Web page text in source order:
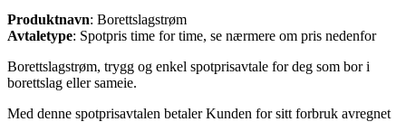
Produktnavn: Borettslagstrøm
Avtaletype: Spotpris time for time, se nærmere om pris nedenfor
Borettslagstrøm, trygg og enkel spotprisavtale for deg som bor i
borettslag eller sameie.
Med denne spotprisavtalen betaler Kunden for sitt forbruk avregnet